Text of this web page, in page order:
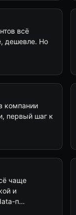
всё
дешевле. Но
компании
первый шаг к
чаще
и
п…